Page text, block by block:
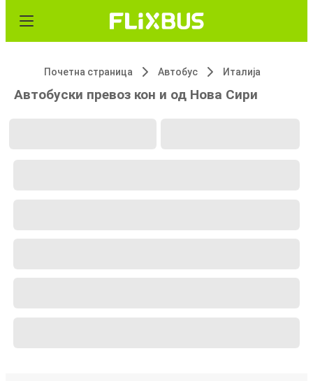
Почетна страница Автобус Италија
Автобуски превоз кон и од Нова Сири